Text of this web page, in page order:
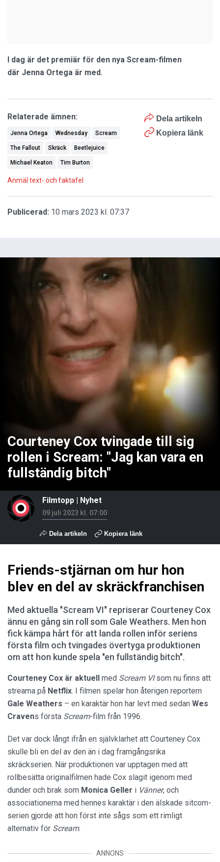
I dag är det premiär för den nya Scream-filmen
där Jenna Ortega är med.
Dela artikeln
Kopiera länk
Relaterade ämnen:
Jenna Ortega Wednesday Scream
The Fallout Skräck Beetlejuice
Michael Keaton Tim Burton
Anmäl text- och faktafel
Publicerad: 10 mars 2023 kl. 07:37
Courteney Cox tvingade till sig
rollen i Scream: "Jag kan vara en
fullständig bitch"
Filmtopp | Nyhet
09 juli 2023 kl. 07:00
Dela artikeln Kopiera länk
Friends-stjärnan om hur hon
blev en del av skräckfranchisen
Med aktuella "Scream VI" repriserar Courteney Cox
ännu en gång sin roll som Gale Weathers. Men hon
fick kämpa hårt för att landa rollen inför seriens
första film och tvingades övertyga produktionen
om att hon kunde spela "en fullständig bitch".
Courteney Cox är aktuell med Scream VIsom nu finns att
streama på Netflix. I filmen spelar hon återigen reportern
Gale Weathers – en karaktär hon har levt med sedan Wes
Cravens första Scream-film från 1996.
Det var dock långt ifrån en självklarhet att Courteney Cox
skulle bli en del av den än i dag framgångsrika
skräckserien. När produktionen var upptagen med att
rollbesätta originalfilmen hade Cox slagit igenom med
dunder och brak som Monica Geller i Vänner, och
associationerna med hennes karaktär i den älskade sitcom-
serien gjorde att hon först inte sågs som ett rimligt
alternativ för Scream.
ANNONS